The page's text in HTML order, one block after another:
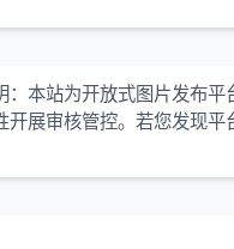
：本站为开放式图片发布
开展审核管控。若您发现